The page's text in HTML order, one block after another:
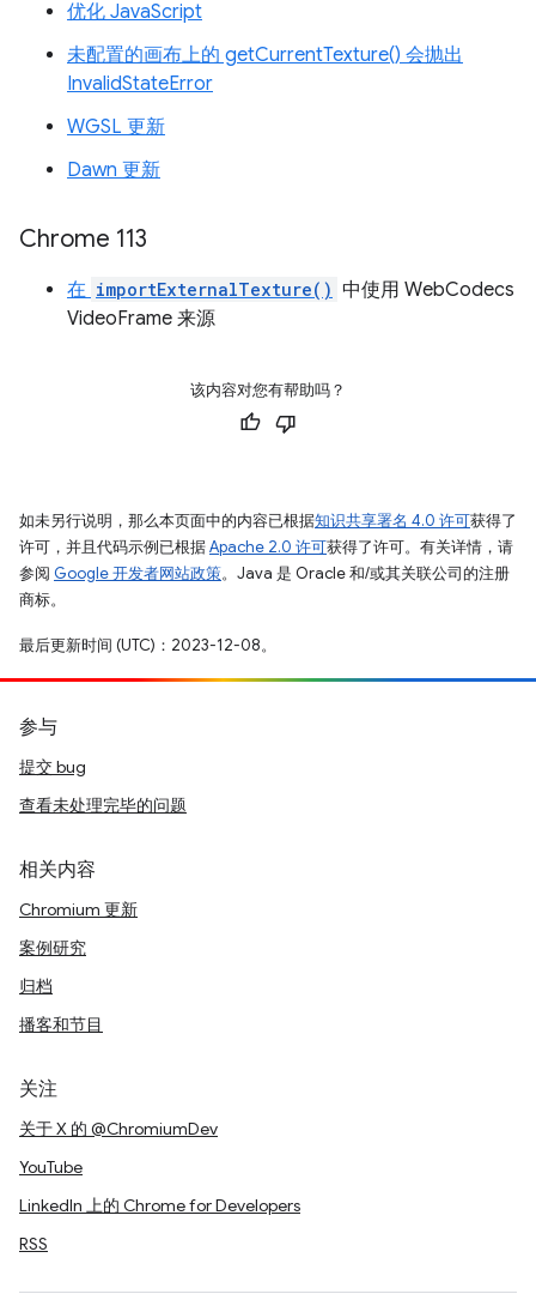
优化 JavaScript
未配置的画布上的 getCurrentTexture() 会抛出
InvalidStateError
WGSL 更新
Dawn 更新
Chrome 113
在 importExternalTexture() 中使用 WebCodecs
VideoFrame 来源
该内容对您有帮助吗？
如未另行说明，那么本页面中的内容已根据知识共享署名 4.0 许可获得了
许可，并且代码示例已根据Apache 2.0 许可获得了许可。有关详情，请
参阅 Google 开发者网站政策。Java 是 Oracle 和/或其关联公司的注册
商标。
最后更新时间 (UTC)：2023-12-08。
参与
提交 bug
查看未处理完毕的问题
相关内容
Chromium 更新
案例研究
归档
播客和节目
关注
关于 X 的 @ChromiumDev
YouTube
LinkedIn 上的 Chrome for Developers
RSS